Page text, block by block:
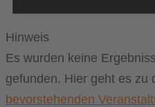
Hinweis
Es wurden keine
gefunden. Hier geht es zu
bevorstehenden